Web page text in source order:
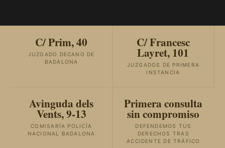
C/ Prim, 40
JUZGADO DECANO DE
BADALONA
C/ Francesc
Layret, 101
JUZGADOS DE PRIMERA
INSTANCIA
Avinguda dels
Vents, 9-13
COMISARÍA POLICÍA
NACIONAL BADALONA
Primera consulta
sin compromiso
DEFENDEMOS TUS
DERECHOS TRAS
ACCIDENTE DE TRÁFICO